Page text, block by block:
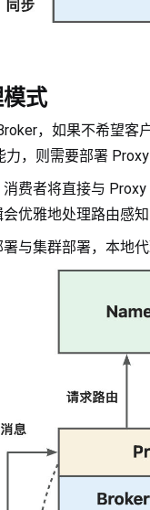
式
，如果不希望
，则需要部署 Proxy
费者将直接与
优雅地处理路由感知
与集群部署，本地